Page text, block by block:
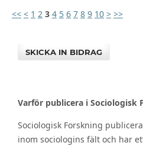
<< < 1 2 3 4 5 6 7 8 9 10 > >>
SKICKA IN BIDRAG
Varför publicera i Sociologisk
Sociologisk Forskning
inom sociologins fält och har